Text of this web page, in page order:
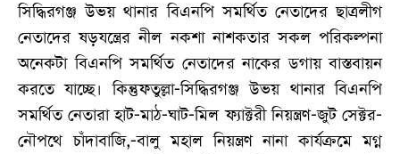
সিদ্ধিরগঞ্জ উভয় থানার বিএনপি সমর্থিত নেতাদের ছাত্রলীগ
নেতাদের ষড়যন্ত্রের নীল নকশা নাশকতার সকল পরিকল্পনা
অনেকটা বিএনপি সমর্থিত নেতাদের নাকের ডগায় বাস্তবায়ন
করতে যাচ্ছে। কিন্তুফতুল্লা-সিদ্ধিরগঞ্জ উভয় থানার বিএনপি
সমর্থিত নেতারা হাট-মাঠ-ঘাট-মিল ফ্যাক্টরী নিয়ন্ত্রণ-জুট সেক্টর-
নৌপথে চাঁদাবাজি,-বালু মহাল নিয়ন্ত্রণ নানা কার্যক্রমে মগ্ন